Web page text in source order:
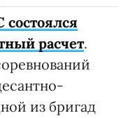
расчет.
из бригад